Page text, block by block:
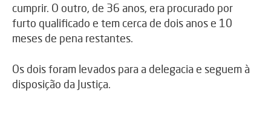
cumprir. O outro, de 36 anos, era procurado por
furto qualificado e tem cerca de dois anos e 10
meses de pena restantes.
Os dois foram levados para a delegacia e seguem à
disposição da Justiça.